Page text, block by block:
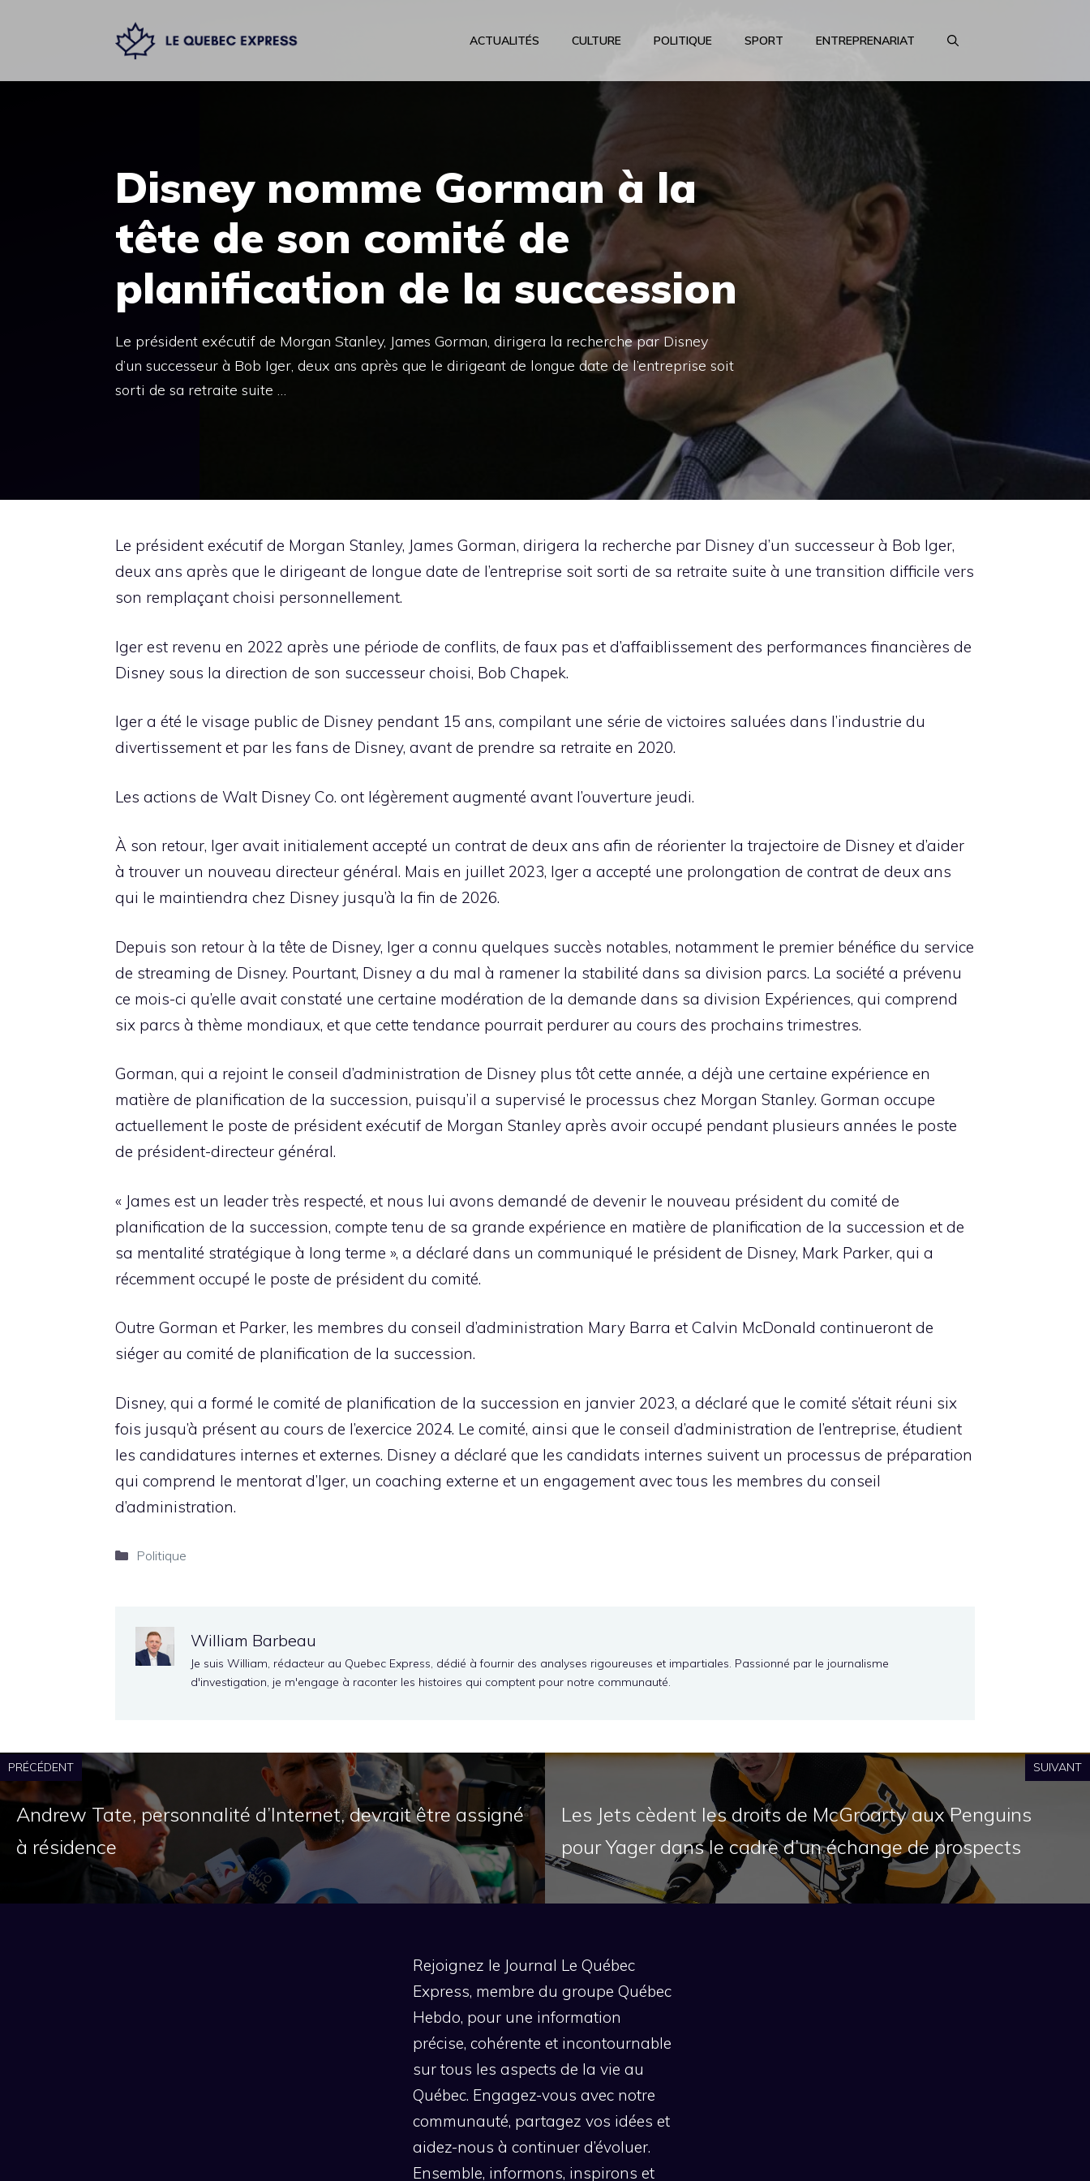
ACTUALITÉS CULTURE POLITIQUE SPORT ENTREPRENARIAT
Disney nomme Gorman à la
tête de son comité de
planification de la succession
Le président exécutif de Morgan Stanley, James Gorman, dirigera la recherche par Disney
d’un successeur à Bob Iger, deux ans après que le dirigeant de longue date de l’entreprise soit
sorti de sa retraite suite …
Le président exécutif de Morgan Stanley, James Gorman, dirigera la recherche par Disney d’un successeur à Bob Iger,
deux ans après que le dirigeant de longue date de l’entreprise soit sorti de sa retraite suite à une transition difficile vers
son remplaçant choisi personnellement.
Iger est revenu en 2022 après une période de conflits, de faux pas et d’affaiblissement des performances financières de
Disney sous la direction de son successeur choisi, Bob Chapek.
Iger a été le visage public de Disney pendant 15 ans, compilant une série de victoires saluées dans l’industrie du
divertissement et par les fans de Disney, avant de prendre sa retraite en 2020.
Les actions de Walt Disney Co. ont légèrement augmenté avant l’ouverture jeudi.
À son retour, Iger avait initialement accepté un contrat de deux ans afin de réorienter la trajectoire de Disney et d’aider
à trouver un nouveau directeur général. Mais en juillet 2023, Iger a accepté une prolongation de contrat de deux ans
qui le maintiendra chez Disney jusqu’à la fin de 2026.
Depuis son retour à la tête de Disney, Iger a connu quelques succès notables, notamment le premier bénéfice du service
de streaming de Disney. Pourtant, Disney a du mal à ramener la stabilité dans sa division parcs. La société a prévenu
ce mois-ci qu’elle avait constaté une certaine modération de la demande dans sa division Expériences, qui comprend
six parcs à thème mondiaux, et que cette tendance pourrait perdurer au cours des prochains trimestres.
Gorman, qui a rejoint le conseil d’administration de Disney plus tôt cette année, a déjà une certaine expérience en
matière de planification de la succession, puisqu’il a supervisé le processus chez Morgan Stanley. Gorman occupe
actuellement le poste de président exécutif de Morgan Stanley après avoir occupé pendant plusieurs années le poste
de président-directeur général.
« James est un leader très respecté, et nous lui avons demandé de devenir le nouveau président du comité de
planification de la succession, compte tenu de sa grande expérience en matière de planification de la succession et de
sa mentalité stratégique à long terme », a déclaré dans un communiqué le président de Disney, Mark Parker, qui a
récemment occupé le poste de président du comité.
Outre Gorman et Parker, les membres du conseil d’administration Mary Barra et Calvin McDonald continueront de
siéger au comité de planification de la succession.
Disney, qui a formé le comité de planification de la succession en janvier 2023, a déclaré que le comité s’était réuni six
fois jusqu’à présent au cours de l’exercice 2024. Le comité, ainsi que le conseil d’administration de l’entreprise, étudient
les candidatures internes et externes. Disney a déclaré que les candidats internes suivent un processus de préparation
qui comprend le mentorat d’Iger, un coaching externe et un engagement avec tous les membres du conseil
d’administration.
Catégories
Politique
William Barbeau
Je suis William, rédacteur au Quebec Express, dédié à fournir des analyses rigoureuses et impartiales. Passionné par le journalisme
d'investigation, je m'engage à raconter les histoires qui comptent pour notre communauté.
PRÉCÉDENT
Andrew Tate, personnalité d’Internet, devrait être assigné
à résidence
SUIVANT
Les Jets cèdent les droits de McGroarty aux Penguins
pour Yager dans le cadre d’un échange de prospects
Rejoignez le Journal Le Québec
Express, membre du groupe Québec
Hebdo, pour une information
précise, cohérente et incontournable
sur tous les aspects de la vie au
Québec. Engagez-vous avec notre
communauté, partagez vos idées et
aidez-nous à continuer d’évoluer.
Ensemble, informons, inspirons et